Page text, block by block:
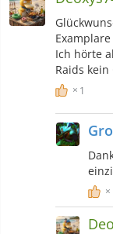
Ich hörte
Raids
1